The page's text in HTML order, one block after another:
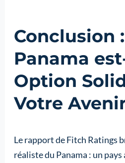
Conclusion
Panama
Option
Votre
Le rapport de Fitch Ratings
réaliste du Panama : un pays